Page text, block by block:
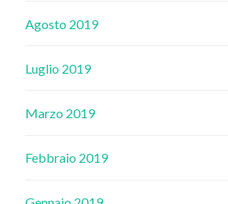
Agosto 2019
Luglio 2019
Marzo 2019
Febbraio 2019